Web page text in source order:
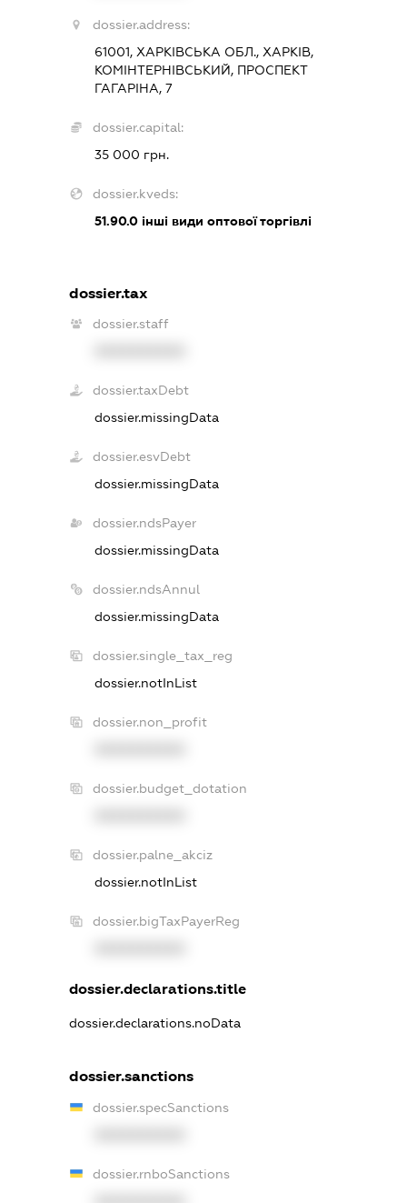
dossier.address:
61001, ХАРКІВСЬКА ОБЛ., ХАРКІВ,
КОМІНТЕРНІВСЬКИЙ, ПРОСПЕКТ
ГАГАРІНА, 7
dossier.capital:
35 000 грн.
dossier.kveds:
51.90.0інші види оптової торгівлі
dossier.tax
dossier.staff
dossier.taxDebt
dossier.missingData
dossier.esvDebt
dossier.missingData
dossier.ndsPayer
dossier.missingData
dossier.ndsAnnul
dossier.missingData
dossier.single_tax_reg
dossier.notInList
dossier.non_profit
dossier.budget_dotation
dossier.palne_akciz
dossier.notInList
dossier.bigTaxPayerReg
dossier.declarations.title
dossier.declarations.noData
dossier.sanctions
dossier.specSanctions
dossier.rnboSanctions